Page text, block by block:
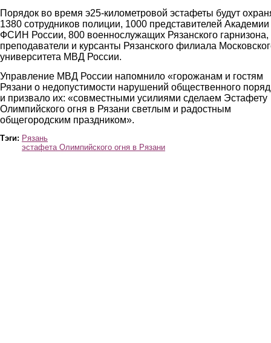
Порядок во время э25-километровой эстафеты будут
1380 сотрудников полиции, 1000 представителей Академии
ФСИН России, 800 военнослужащих Рязанского гарнизона,
преподаватели и курсанты Рязанского филиала
университета МВД России.
Управление МВД России напомнило «горожанам и гостям
Рязани о недопустимости нарушений общественного
и призвало их: «совместными усилиями сделаем Эстафету
Олимпийского огня в Рязани светлым и радостным
общегородским праздником».
Тэги: Рязань
эстафета Олимпийского огня в Рязани